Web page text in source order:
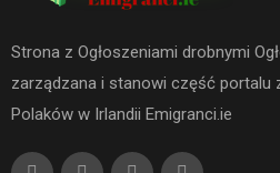
Strona z Ogłoszeniami drobnymi
zarządzana i stanowi część portalu
Polaków w Irlandii Emigranci.ie